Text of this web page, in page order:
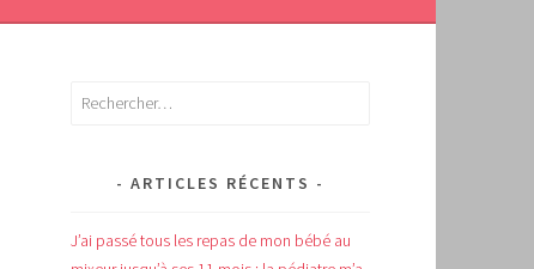
Rechercher :
ARTICLES RÉCENTS
J’ai passé tous les repas de mon bébé au